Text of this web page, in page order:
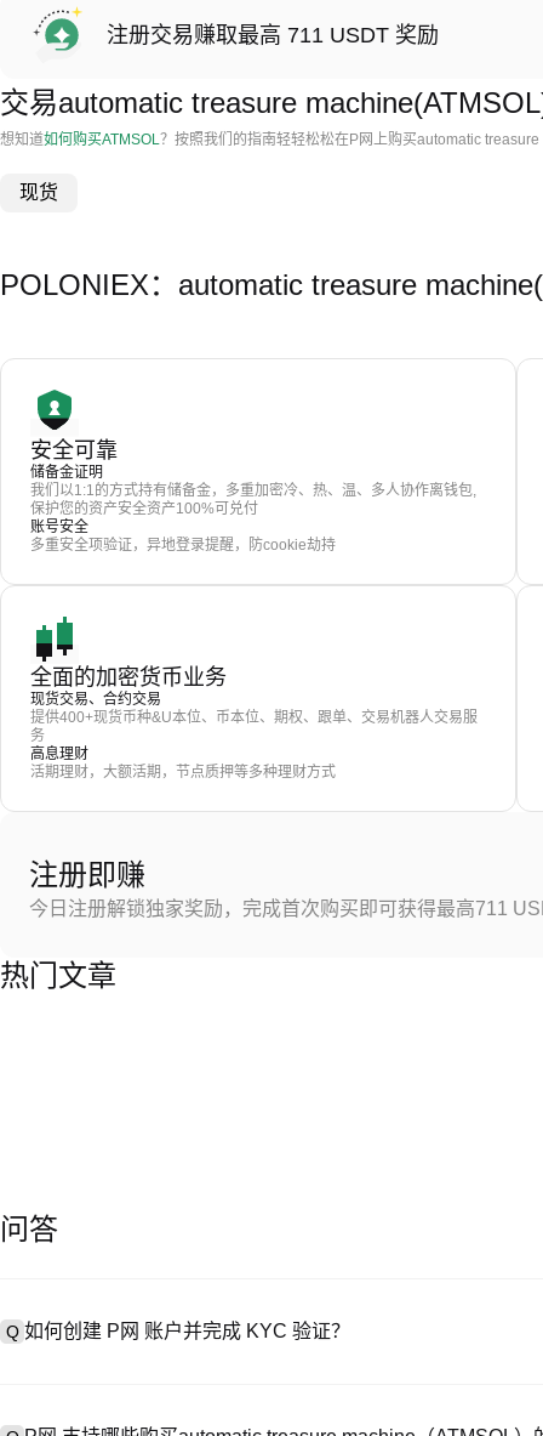
注册交易赚取最高 711 USDT 奖励
交易automatic treasure
想知道如何购买ATMSOL？按照我们的指南轻轻松松在P网上购买automatic
现货
POLONIEX：automatic treasure
安全可靠
储备金证明
我们以1:1的方式持有储备金，多重加密冷、热、温、多人协作离钱包,
保护您的资产安全资产100%可兑付
账号安全
多重安全项验证，异地登录提醒，防cookie劫持
全面的加密货币业务
现货交易、合约交易
提供400+现货币种&U本位、币本位、期权、跟单、交易机器人交易服
务
高息理财
活期理财，大额活期，节点质押等多种理财方式
注册即赚
今日注册解锁独家奖励，完成首次购买即可获得最高711
热门文章
问答
Q 如何创建 P网 账户并完成 KYC 验证？